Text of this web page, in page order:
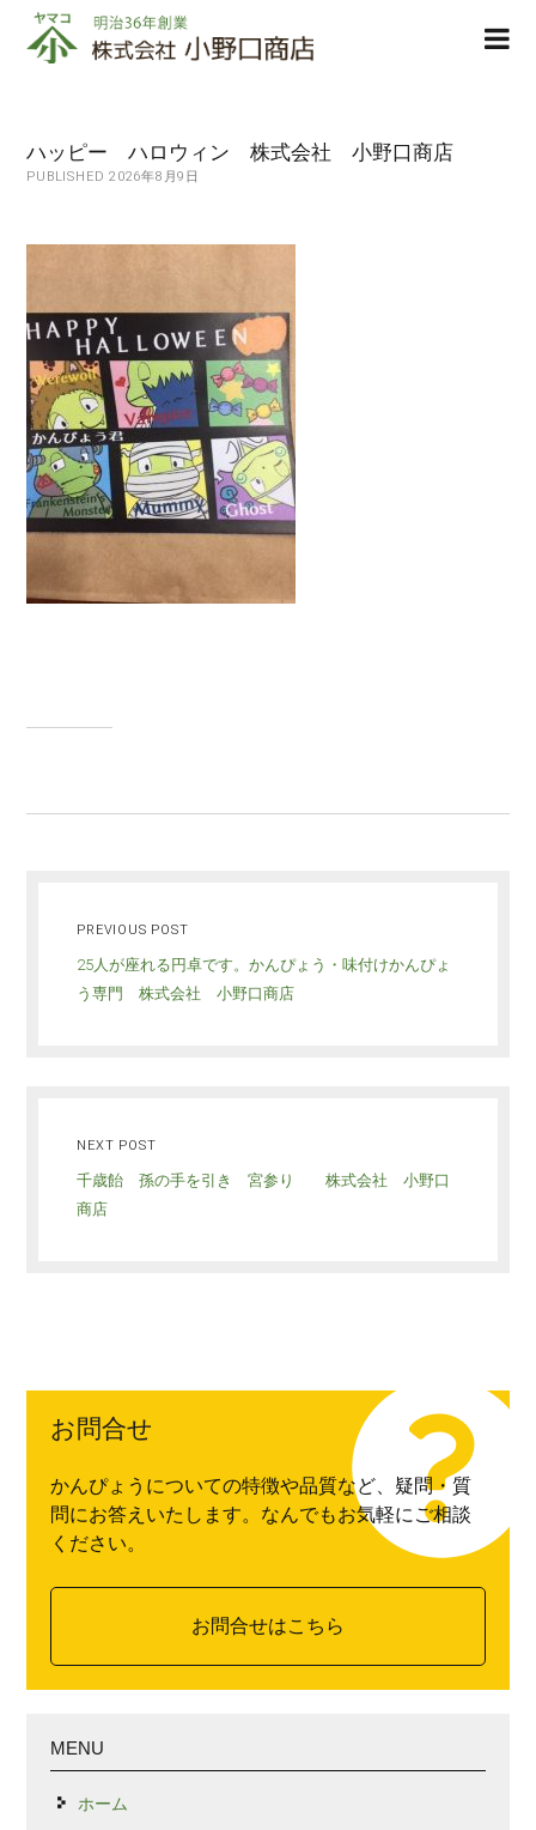
株
式
野
ハッピー ハロウィン 株式会社 小野口商店
PUBLISHED 2026年8月9日
PREVIOUS POST
25人が座れる円卓です。かんぴょう・味付けかんぴょ
う専門 株式会社 小野口商店
NEXT POST
千歳飴 孫の手を引き 宮参り 株式会社 小野口
商店
お問合せ
かんぴょうについての特徴や品質など、疑問・質
問にお答えいたします。なんでもお気軽にご相談
ください。
お問合せはこちら
MENU
ホーム